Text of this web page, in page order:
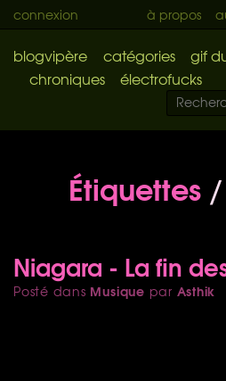
connexion à propos
blogvipère catégories
gif
chroniques
électrofucks
Étiquettes/
Niagara - La fin
Posté dans Musique par Asthik